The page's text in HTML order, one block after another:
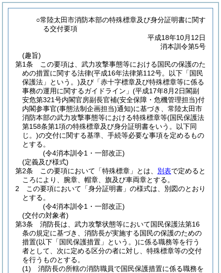
○常陸太田市消防本部の特殊標章及び身分証明書に関す
る交付要項
平成18年10月12日
消本訓令第5号
(趣旨)
第1条
この要項は、武力攻撃事態等における国民の保護のた
めの措置に関する法律(平成16年法律第112号。以下「国民
保護法」という。)及び「赤十字標章及び特殊標章等に係る
事務の運用に関するガイドライン」 (平成17年8月2日閣副
安危第321号内閣官房副長官補(安全保障・危機管理担当)付
内閣参事官(事態法制企画担当)通知)に基づき、常陸太田市
消防本部の武力攻撃事態等における特殊標章等(国民保護法
第158条第1項の特殊標章及び身分証明書をいう。以下同
じ。)の交付に関する基準、手続等必要な事項を定めるもの
とする。
(令4消本訓令1・一部改正)
(定義及び様式)
第2条
この要項において「特殊標章」とは、 別表で定めると
ころにより、腕章、帽章、旗及び車両章とする。
2
この要項において「身分証明書」の様式は、別図のとおり
とする。
(令4消本訓令1・一部改正)
(交付の対象者)
第3条
消防長は、武力攻撃状態等において国民保護法第16
条の規定に基づき、消防長が実施する国民の保護のための
措置(以下「国民保護措置」という。)に係る職務等を行う
者として、次に定める区分の者に対し、特殊標章等の交付
を行うものとする。
(1)
消防長の所轄の消防職員で国民保護措置に係る職務を